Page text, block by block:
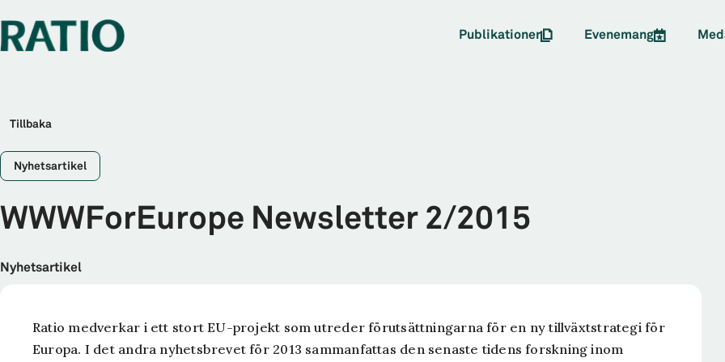
Publikationer Evenemang
Tillbaka
Nyhetsartikel
WWWForEurope Newsletter 2/2015
Nyhetsartikel
Ratio medverkar i ett stort EU-projekt som utreder förutsättningarna för en ny tillväxtstrategi för
Europa. I det andra nyhetsbrevet för 2013 sammanfattas den senaste tidens forskning inom